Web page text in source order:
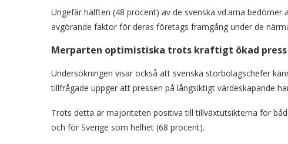
Ungefär hälften (48 procent) av de svenska vd:arna
avgörande faktor för deras företags framgång under de
Merparten optimistiska trots kraftigt ökad press
Undersökningen visar också att svenska storbolagschefer
tillfrågade uppger att pressen på långsiktigt värdeskapande
Trots detta är majoriteten positiva till tillväxtutsikterna för
och för Sverige som helhet (68 procent).